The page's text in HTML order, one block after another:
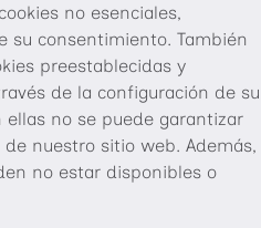
no esenciales,
su consentimiento. También
preestablecidas y
de la configuración de su
ellas no se puede garantizar
nuestro sitio web. Además,
no estar disponibles o